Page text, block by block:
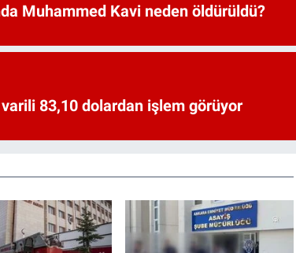
Muhammed Kavi neden öldürüldü?
83,10 dolardan işlem görüyor